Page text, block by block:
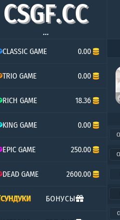
CSGF.CC
...
CLASSIC GAME 0.00
TRIO GAME 0.00
RICH GAME 18.36
KING GAME 0.00
EPIC GAME 250.00
DEAD GAME 2600.00
СУНДУКИ БОНУСЫ